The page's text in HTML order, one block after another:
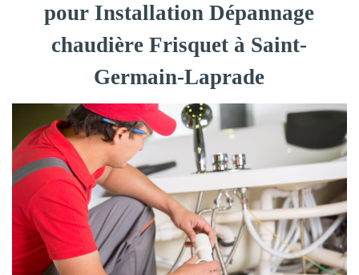
pour Installation Dépannage
chaudière Frisquet à Saint-
Germain-Laprade